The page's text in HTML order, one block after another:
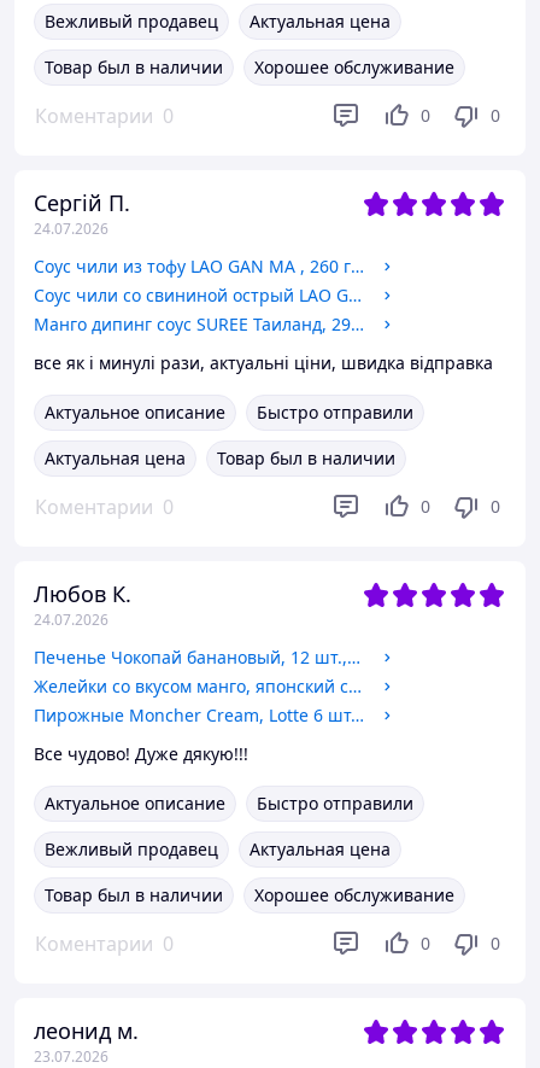
Вежливый продавец
Актуальная цена
Товар был в наличии
Хорошее обслуживание
Коментарии 0 0 0
Сергій П.
24.07.2026
Соус чили из тофу LAO GAN MA , 260 г!!! Знижка(термін до 07.2026)
Соус чили со свининой острый LAO GAN MA Китай, 280 г!!! Знижка(термін до 07.2026)
Манго дипинг соус SUREE Таиланд, 295 мл
все як і минулі рази, актуальні ціни, швидка відправка
Актуальное описание
Быстро отправили
Актуальная цена
Товар был в наличии
Коментарии 0 0 0
Любов К.
24.07.2026
Печенье Чокопай банановый, 12 шт., LOTTE, 336 г
Желейки со вкусом манго, японский стиль COZZO Малайзия, 160 г
Пирожные Moncher Cream, Lotte 6 шт, Южная Корея, 204 г
Все чудово! Дуже дякую!!!
Актуальное описание
Быстро отправили
Вежливый продавец
Актуальная цена
Товар был в наличии
Хорошее обслуживание
Коментарии 0 0 0
леонид м.
23.07.2026